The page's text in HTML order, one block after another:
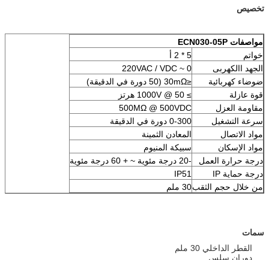
تخصيص
مواصفات ECN030-05P
خواتم
5 * 2 أ
الجهد االكهربى
0 ~ 220VAC / VDC
ضوضاء كهربائية
≤30mΩ (50 دورة في الدقيقة)
قوة عازلة
≥ 1000V @ 50 هرتز
مقاومة العزل
500MΩ @ 500VDC
سرعة التشغيل
0-300 دورة في الدقيقة
مواد الاتصال
المعادن الثمينة
مواد الإسكان
سبيكة المنيوم
درجة حرارة العمل
-20 درجة مئوية ~ + 60 درجة مئوية
درجة حماية IP
IP51
من خلال حجم الثقب30 ملم
سمات
القطر الداخلي 30 ملم
دوران سلس